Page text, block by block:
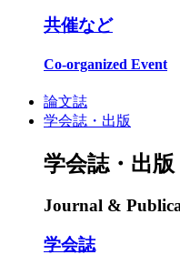
共催など
Co-organized Event
論文誌
学会誌・出版
学会誌・出版
Journal &
学会誌